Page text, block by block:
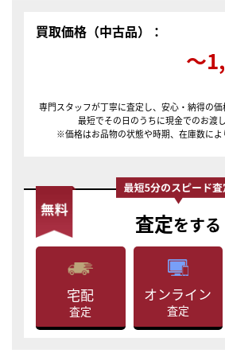
買取価格（中古品）：
〜
専門スタッフが丁寧に査定し、安心・納得の価
最短でその日のうちに現金でのお渡し
※価格はお品物の状態や時期、在庫数によ
査定をする
宅配
査定
オンライン
査定